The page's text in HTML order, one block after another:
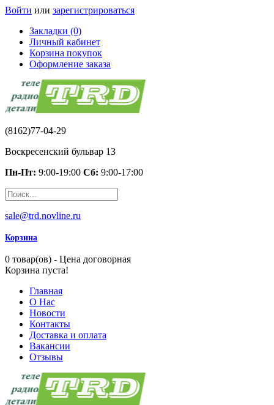
Войти или зарегистрироваться
Закладки (0)
Личный кабинет
Корзина покупок
Оформление заказа
(8162)77-04-29
Воскресенский бульвар 13
Пн-Пт: 9:00-19:00 Сб: 9:00-17:00
sale@trd.novline.ru
Корзина
0 товар(ов) - Цена договорная
Корзина пуста!
Главная
О Нас
Новости
Контакты
Доставка и оплата
Вакансии
Отзывы